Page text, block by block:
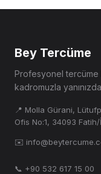
Bey Tercüme
Profesyonel tercüme
kadromuzla
📍 Molla Gürani,
Ofis No:1, 34093
✉️
📞 +90 532 617 15 00